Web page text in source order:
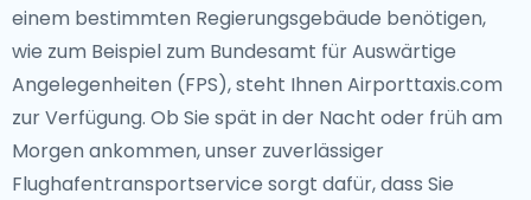
einem bestimmten Regierungsgebäude benötigen,
wie zum Beispiel zum Bundesamt für Auswärtige
Angelegenheiten (FPS), steht Ihnen Airporttaxis.com
zur Verfügung. Ob Sie spät in der Nacht oder früh am
Morgen ankommen, unser zuverlässiger
Flughafentransportservice sorgt dafür, dass Sie